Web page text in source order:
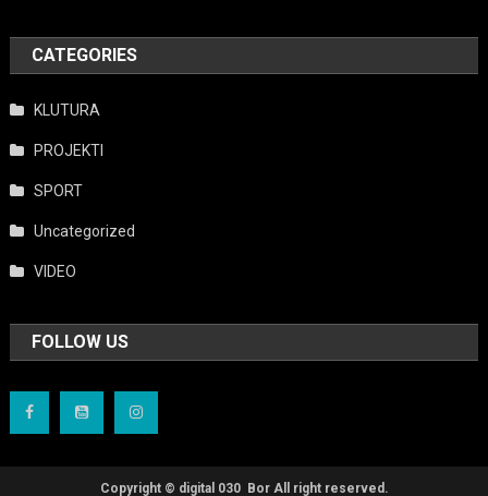
CATEGORIES
KLUTURA
PROJEKTI
SPORT
Uncategorized
VIDEO
FOLLOW US
Copyright © digital 030 Bor All right reserved.